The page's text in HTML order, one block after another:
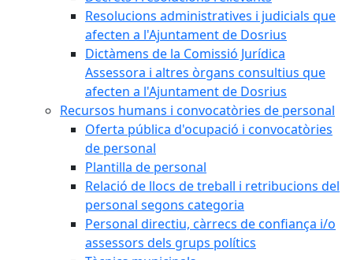
Resolucions administratives i judicials que
afecten a l'Ajuntament de Dosrius
Dictàmens de la Comissió Jurídica
Assessora i altres òrgans consultius que
afecten a l'Ajuntament de Dosrius
Recursos humans i convocatòries de personal
Oferta pública d'ocupació i convocatòries
de personal
Plantilla de personal
Relació de llocs de treball i retribucions del
personal segons categoria
Personal directiu, càrrecs de confiança i/o
assessors dels grups polítics